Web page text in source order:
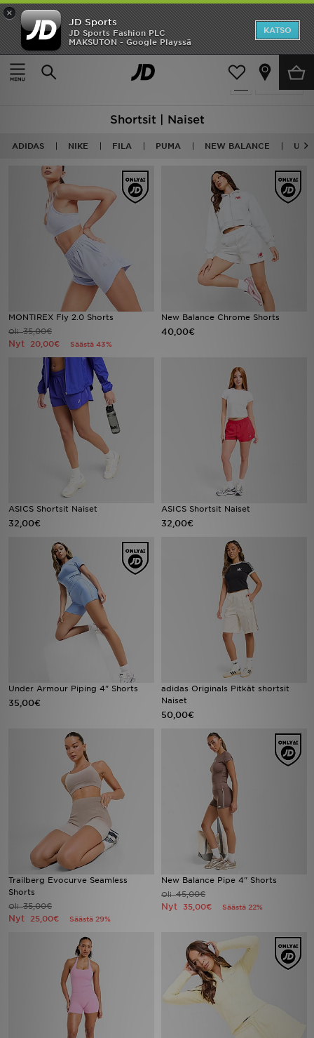
×
JD Sports
JD Sports Fashion PLC
MAKSUTON - Google Playssä
KATSO
Etusivu
Naiset Naisten vaatteet Shortsit
Suodata
141 tuotetta
Shortsit | Naiset
ADIDAS NIKE FILA PUMA NEW BALANCE
MONTIREX Fly 2.0 Shorts
Oli35,00€
Nyt 20,00€ Säästä 43%
New Balance Chrome Shorts
40,00€
ASICS Shortsit Naiset
32,00€
ASICS Shortsit Naiset
32,00€
Under Armour Piping 4" Shorts
35,00€
adidas Originals Pitkät shortsit
Naiset
50,00€
Trailberg Evocurve Seamless
Shorts
Oli35,00€
Nyt 25,00€ Säästä 29%
New Balance Pipe 4" Shorts
Oli45,00€
Nyt 35,00€ Säästä 22%
Etusivu
Ale
Miehet
Suosikit
Tuotemerkit
Jalkapallo
Urheilu
Lataa JD-sovellus
Minun JD
Minun viestini
Asiakaspalvelu ja tietoa